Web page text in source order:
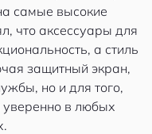
самые высокие
что аксессуары для
а стиль
защитный экран,
но и для того,
уверенно в любых